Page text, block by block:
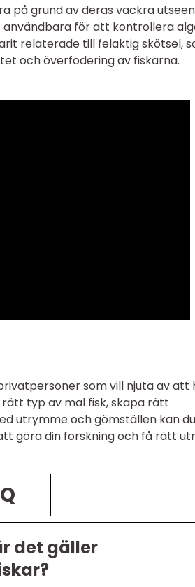
på grund av deras vackra
för att kontrollera
relaterade till felaktig skötsel,
och överfodering av fiskarna.
som vill njuta av att
typ av mal fisk, skapa rätt
utrymme och gömställen kan
göra din forskning och få rätt
det gäller